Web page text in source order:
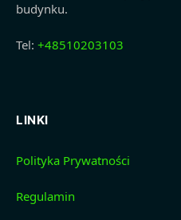
budynku.
Tel: +48510203103
LINKI
Polityka Prywatności
Regulamin